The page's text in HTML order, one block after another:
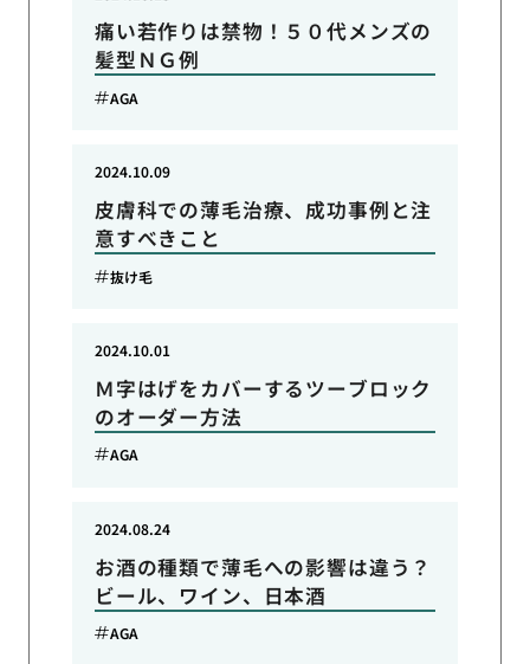
痛い若作りは禁物！５０代メンズの
髪型ＮＧ例
AGA
皮膚科での薄毛治療、成功事例と注
意すべきこと
2024.10.09
抜け毛
Ｍ字はげをカバーするツーブロック
のオーダー方法
2024.10.01
AGA
お酒の種類で薄毛への影響は違う？
ビール、ワイン、日本酒
2024.08.24
AGA